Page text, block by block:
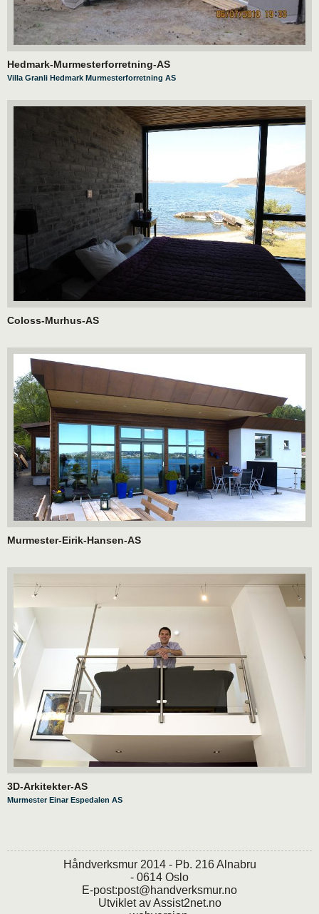
Hedmark-Murmesterforretning-AS
Villa Granli Hedmark Murmesterforretning AS
Coloss-Murhus-AS
Murmester-Eirik-Hansen-AS
3D-Arkitekter-AS
Murmester Einar Espedalen AS
Håndverksmur 2014 - Pb. 216 Alnabru
- 0614 Oslo
E-post:post@handverksmur.no
Utviklet avAssist2net.no